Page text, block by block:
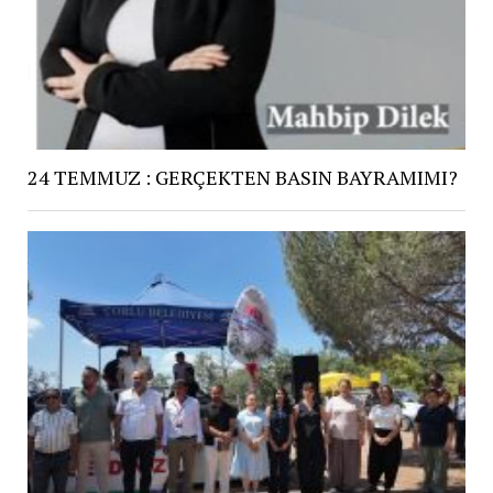
24 TEMMUZ : GERÇEKTEN BASIN BAYRAMIMI?